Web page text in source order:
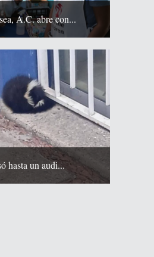
A.C. abre con...
hasta un audi...